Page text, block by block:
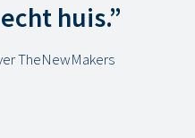
huis.”
TheNewMakers